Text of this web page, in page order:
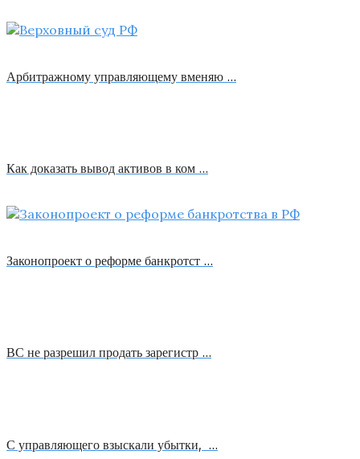
Арбитражному управляющему вменяю …
Как доказать вывод активов в ком …
Законопроект о реформе банкротст …
ВС не разрешил продать зарегистр …
С управляющего взыскали убытки, …